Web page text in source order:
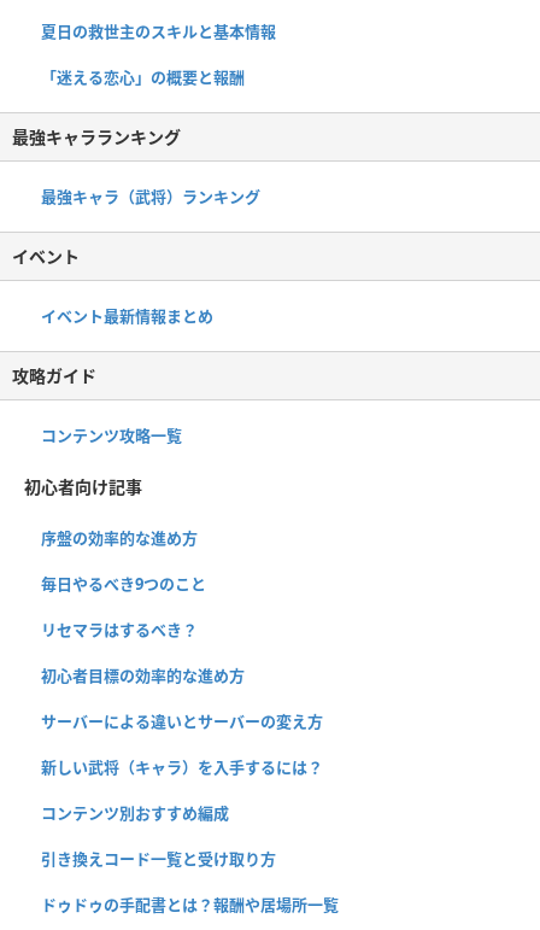
夏日の救世主のスキルと基本情報
「迷える恋心」の概要と報酬
最強キャラランキング
最強キャラ（武将）ランキング
イベント
イベント最新情報まとめ
攻略ガイド
コンテンツ攻略一覧
初心者向け記事
序盤の効率的な進め方
毎日やるべき9つのこと
リセマラはするべき？
初心者目標の効率的な進め方
サーバーによる違いとサーバーの変え方
新しい武将（キャラ）を入手するには？
コンテンツ別おすすめ編成
引き換えコード一覧と受け取り方
ドゥドゥの手配書とは？報酬や居場所一覧